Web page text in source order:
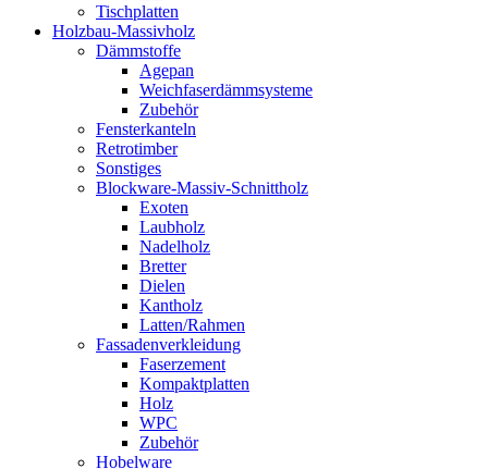
Tischplatten
Holzbau-Massivholz
Dämmstoffe
Agepan
Weichfaserdämmsysteme
Zubehör
Fensterkanteln
Retrotimber
Sonstiges
Blockware-Massiv-Schnittholz
Exoten
Laubholz
Nadelholz
Bretter
Dielen
Kantholz
Latten/Rahmen
Fassadenverkleidung
Faserzement
Kompaktplatten
Holz
WPC
Zubehör
Hobelware